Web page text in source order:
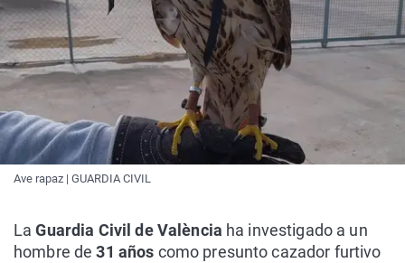
Ave rapaz | GUARDIA CIVIL
LaGuardia Civil de València ha investigado a un
hombre de31 años como presunto cazador furtivo